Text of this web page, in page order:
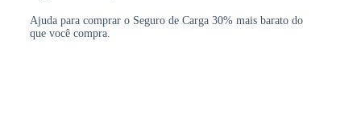
Ajuda para comprar o Seguro de Carga 30% mais barato do
que você compra.